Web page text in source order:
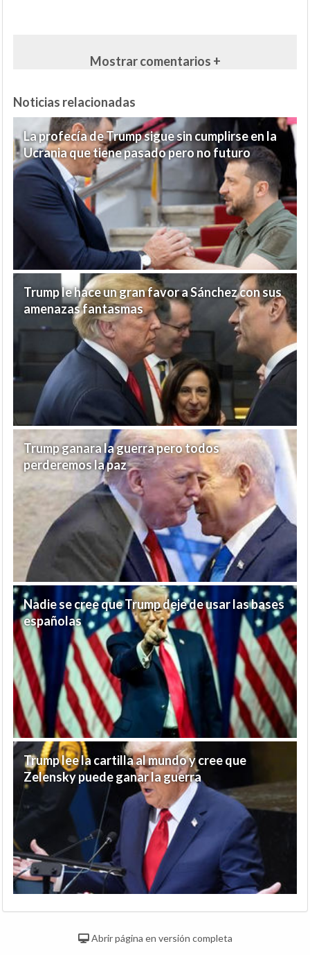
Mostrar comentarios +
Noticias relacionadas
La profecía de Trump sigue sin cumplirse en la
Ucrania que tiene pasado pero no futuro
Trump le hace un gran favor a Sánchez con sus
amenazas fantasmas
Trump ganara la guerra pero todos
perderemos la paz
Nadie se cree que Trump deje de usar las bases
españolas
Trump lee la cartilla al mundo y cree que
Zelensky puede ganar la guerra
Abrir página en versión completa